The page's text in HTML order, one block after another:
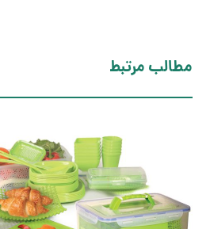
مطالب مرتبط